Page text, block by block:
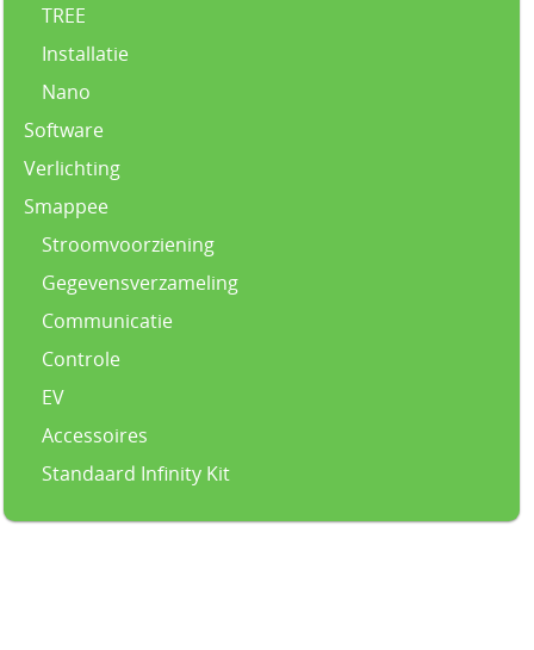
TREE
Installatie
Nano
Software
Verlichting
Smappee
Stroomvoorziening
Gegevensverzameling
Communicatie
Controle
EV
Accessoires
Standaard Infinity Kit